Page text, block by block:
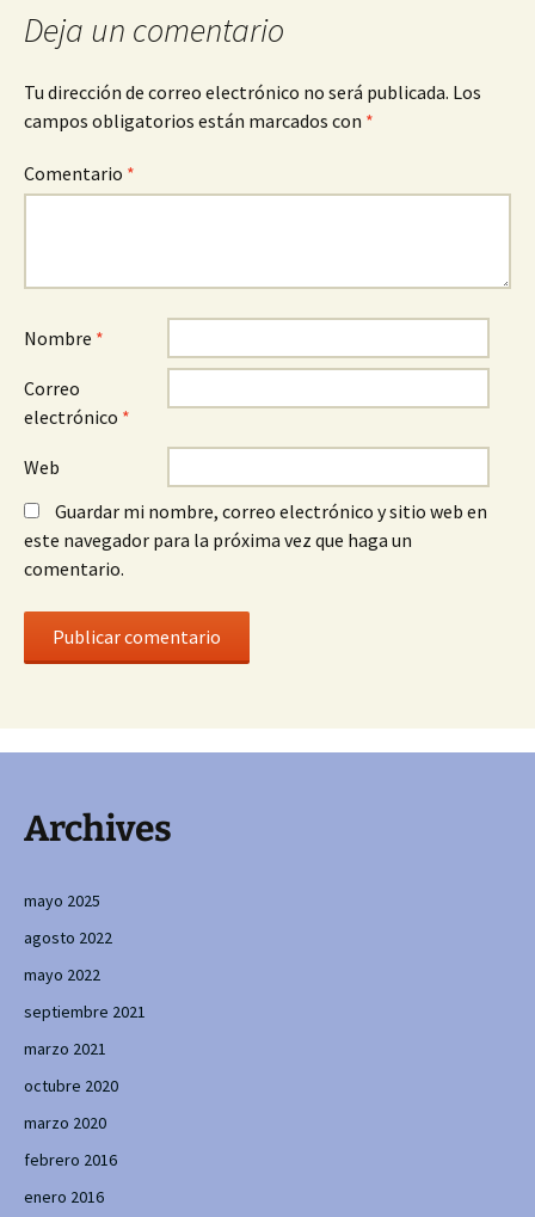
Deja un comentario
Tu dirección de correo electrónico no será publicada. Los
campos obligatorios están marcados con *
Comentario *
Nombre *
Correo
electrónico *
Web
Guardar mi nombre, correo electrónico y sitio web en
este navegador para la próxima vez que haga un
comentario.
Archives
mayo 2025
agosto 2022
mayo 2022
septiembre 2021
marzo 2021
octubre 2020
marzo 2020
febrero 2016
enero 2016